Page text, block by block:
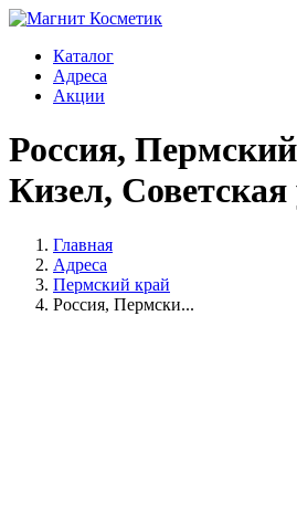
Каталог
Адреса
Акции
Россия,
Кизел, Советская
Главная
Адреса
Пермский край
Россия, Пермски...